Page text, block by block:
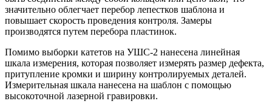
значительно облегчает перебор лепестков шаблона и
повышает скорость проведения контроля. Замеры
производятся путем перебора пластинок.
Помимо выборки катетов на УШС-2 нанесена линейная
шкала измерения, которая позволяет измерять размер дефекта,
притупление кромки и ширину контролируемых деталей.
Измерительная шкала нанесена на шаблон с помощью
высокоточной лазерной гравировки.